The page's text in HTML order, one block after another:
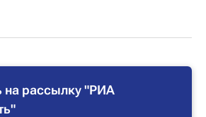
на рассылку "РИА